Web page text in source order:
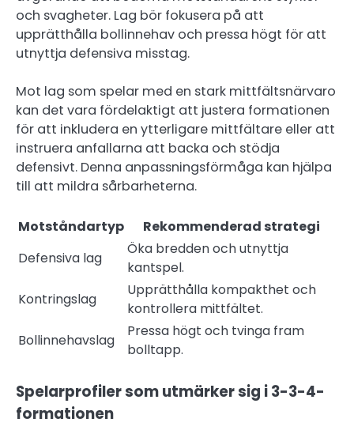
och svagheter. Lag bör fokusera på att
upprätthålla bollinnehav och pressa högt för att
utnyttja defensiva misstag.
Mot lag som spelar med en stark mittfältsnärvaro
kan det vara fördelaktigt att justera formationen
för att inkludera en ytterligare mittfältare eller att
instruera anfallarna att backa och stödja
defensivt. Denna anpassningsförmåga kan hjälpa
till att mildra sårbarheterna.
Motståndartyp
Rekommenderad strategi
Defensiva lag
Öka bredden och utnyttja
kantspel.
Kontringslag
Upprätthålla kompakthet och
kontrollera mittfältet.
Bollinnehavslag
Pressa högt och tvinga fram
bolltapp.
Spelarprofiler som utmärker sig i 3-3-4-
formationen